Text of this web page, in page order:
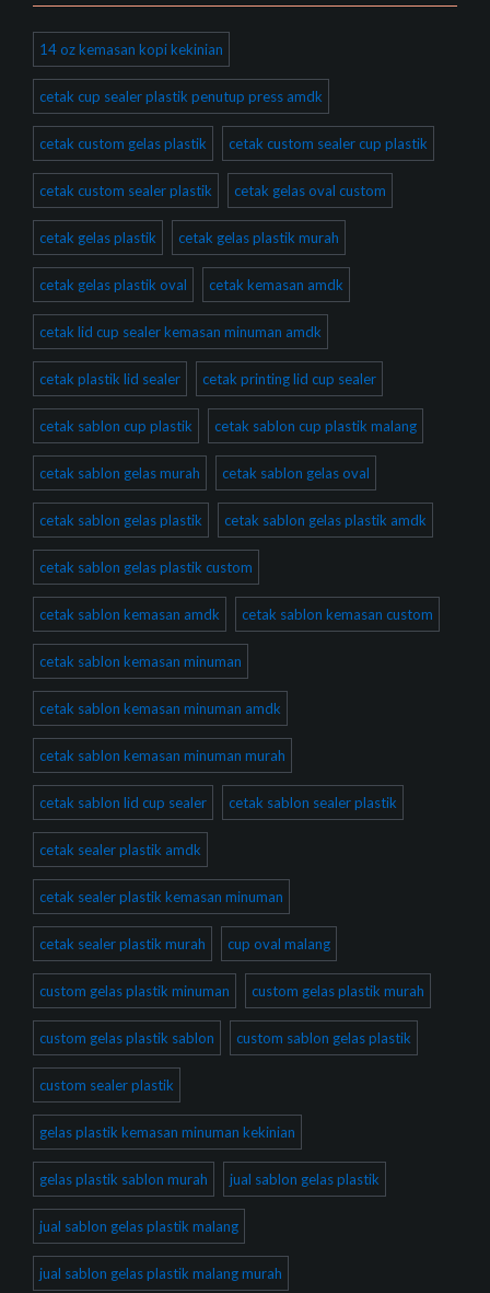
14 oz kemasan kopi kekinian
cetak cup sealer plastik penutup press amdk
cetak custom gelas plastik cetak custom sealer cup plastik
cetak custom sealer plastik cetak gelas oval custom
cetak gelas plastik cetak gelas plastik murah
cetak gelas plastik oval cetak kemasan amdk
cetak lid cup sealer kemasan minuman amdk
cetak plastik lid sealer cetak printing lid cup sealer
cetak sablon cup plastik cetak sablon cup plastik malang
cetak sablon gelas murah cetak sablon gelas oval
cetak sablon gelas plastik cetak sablon gelas plastik amdk
cetak sablon gelas plastik custom
cetak sablon kemasan amdk cetak sablon kemasan custom
cetak sablon kemasan minuman
cetak sablon kemasan minuman amdk
cetak sablon kemasan minuman murah
cetak sablon lid cup sealer cetak sablon sealer plastik
cetak sealer plastik amdk
cetak sealer plastik kemasan minuman
cetak sealer plastik murah cup oval malang
custom gelas plastik minuman custom gelas plastik murah
custom gelas plastik sablon custom sablon gelas plastik
custom sealer plastik
gelas plastik kemasan minuman kekinian
gelas plastik sablon murah jual sablon gelas plastik
jual sablon gelas plastik malang
jual sablon gelas plastik malang murah